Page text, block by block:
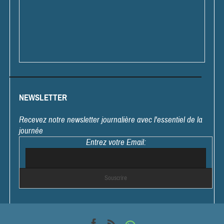
NEWSLETTER
Recevez notre newsletter journalière avec l'essentiel de la
journée
Entrez votre Email: